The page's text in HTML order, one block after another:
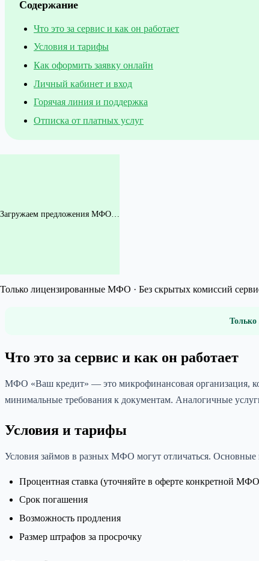
Содержание
Что это за сервис и как он работает
Условия и тарифы
Как оформить заявку онлайн
Личный кабинет и вход
Горячая линия и поддержка
Отписка от платных услуг
Загружаем предложения МФО…
Только лицензированные МФО · Без скрытых комиссий
Что это за сервис и как он работает
МФО «Ваш кредит» — это микрофинансовая организация,
минимальные требования к документам. Аналогичные
Условия и тарифы
Условия займов в разных МФО могут отличаться. Основные
Процентная ставка (уточняйте в оферте конкретной
Срок погашения
Возможность продления
Размер штрафов за просрочку